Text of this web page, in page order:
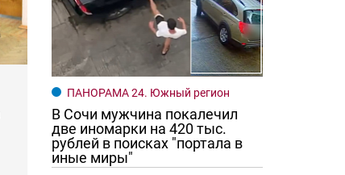
ПАНОРАМА 24. Южный регион
В Сочи мужчина покалечил
две иномарки на 420 тыс.
рублей в поисках "портала в
иные миры"